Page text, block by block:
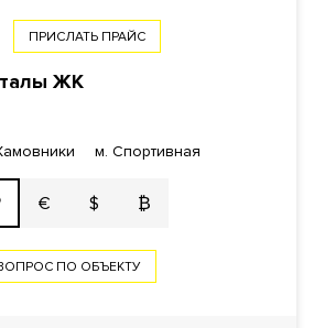
ПРИСЛАТЬ ПРАЙС
ЖК
м. Спортивная
€ $ ₿
ПО ОБЪЕКТУ